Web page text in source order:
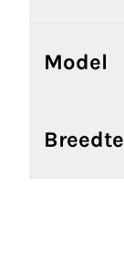
Model
Breedte